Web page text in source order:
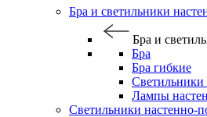
Бра и светильники
Бра и
Бра
Бра гибкие
Светильники
Лампы
Светильники настенно-